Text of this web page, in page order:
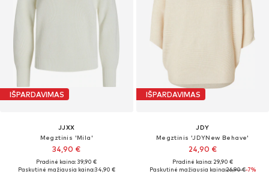
IŠPARDAVIMAS
JJXX
Megztinis 'Mila'
34,90 €
Pradinė kaina: 39,90 €
Paskutinė mažiausia kaina:34,90 €
IŠPARDAVIMAS
JDY
Megztinis 'JDYNew Behave'
24,90 €
Pradinė kaina: 29,90 €
Paskutinė mažiausia kaina:26,90 €-7%